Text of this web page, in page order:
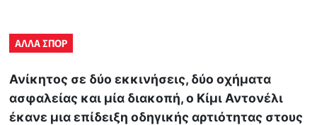
ΑΛΛΑ ΣΠΟΡ
Ανίκητος σε δύο εκκινήσεις, δύο οχήματα
ασφαλείας και μία διακοπή, ο Κίμι Αντονέλι
έκανε μια επίδειξη οδηγικής αρτιότητας στους